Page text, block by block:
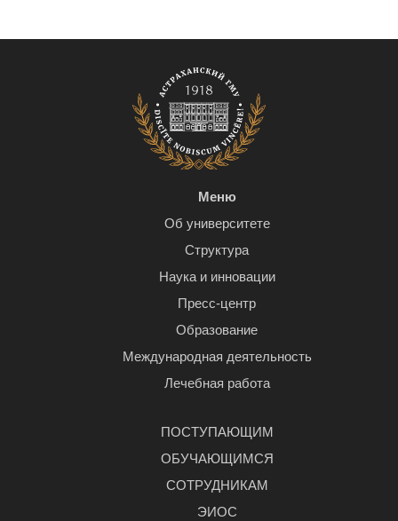
Меню
Об университете
Структура
Наука и инновации
Пресс-центр
Образование
Международная деятельность
Лечебная работа
ПОСТУПАЮЩИМ
ОБУЧАЮЩИМСЯ
СОТРУДНИКАМ
ЭИОС